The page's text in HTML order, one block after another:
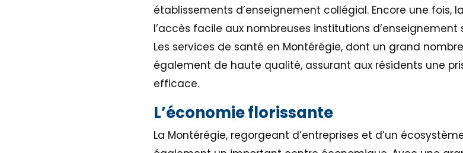
établissements d’enseignement collégial. Encore une fois,
l’accès facile aux nombreuses institutions d’enseignement
Les services de santé en Montérégie, dont un grand
également de haute qualité, assurant aux résidents une
efficace.
L’économie florissante
La Montérégie, regorgeant d’entreprises et d’un